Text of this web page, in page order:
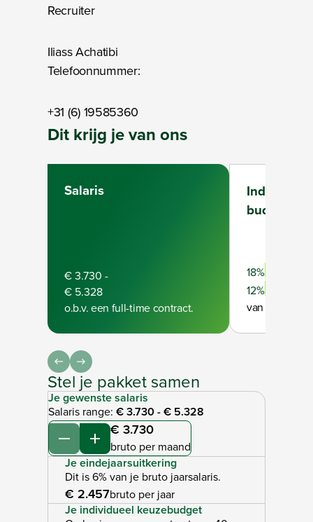
Recruiter
Iliass Achatibi
Telefoonnummer:
+31 (6) 19585360
Dit krijg je van ons
Salaris
€ 3.730 -
€ 5.328
o.b.v. een full-time contract.
budget
18%
12%
van je bruto
Stel je pakket samen
Je gewenste salaris
Salaris range: € 3.730-€ 5.328
Verminderen
Verhogen
€ 3.730
bruto per maand
Je eindejaarsuitkering
Dit is 6% van je bruto jaarsalaris.
€ 2.457bruto per jaar
Je individueel keuzebudget